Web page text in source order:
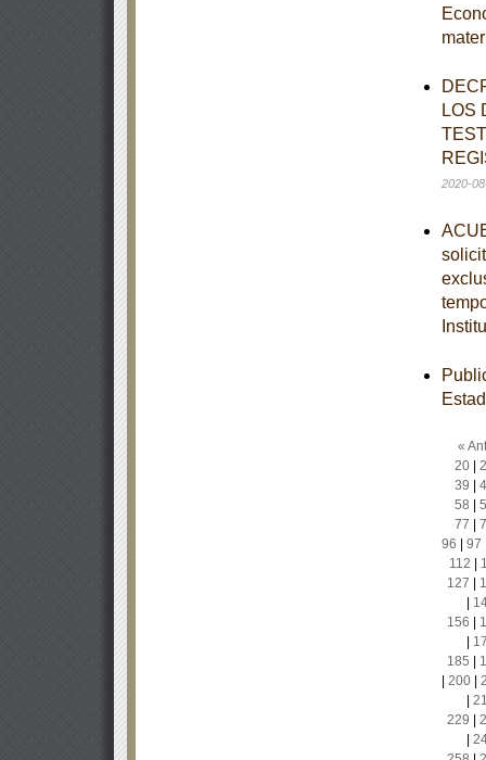
LOS
2020-
«
20|
39
58
77
96
97
112
127
156
185
200|
229